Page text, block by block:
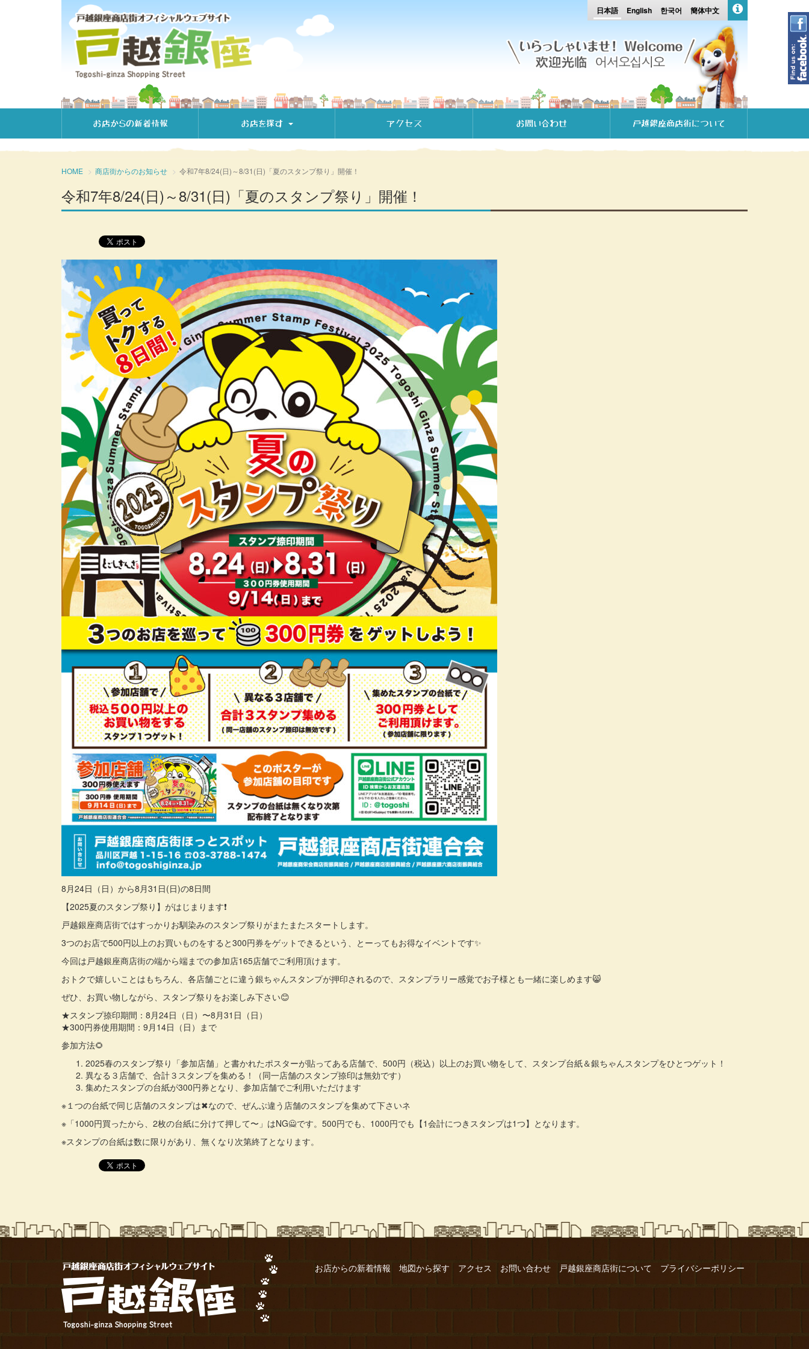
日本語 English 한국어 簡体中文
お店からの新着情報 お店を探す アクセス お問い合わせ 戸越銀座商店街について
HOME 商店街からのお知らせ 令和7年8/24(日)～8/31(日)「夏のスタンプ祭り」開催！
令和7年8/24(日)～8/31(日)「夏のスタンプ祭り」開催！
8月24日（日）から8月31日(日)の8日間
【2025夏のスタンプ祭り】がはじまります❗️
戸越銀座商店街ではすっかりお馴染みのスタンプ祭りがまたまたスタートします。
3つのお店で500円以上のお買いものをすると300円券をゲットできるという、とーってもお得なイベントです✨
今回は戸越銀座商店街の端から端までの参加店165店舗でご利用頂けます。
おトクで嬉しいことはもちろん、各店舗ごとに違う銀ちゃんスタンプが押印されるので、スタンプラリー感覚でお子様とも一緒に楽しめます😸
ぜひ、お買い物しながら、スタンプ祭りをお楽しみ下さい😊
★スタンプ捺印期間：8月24日（日）〜8月31日（日）
★300円券使用期間：9月14日（日）まで
参加方法🌻
2025春のスタンプ祭り「参加店舗」と書かれたポスターが貼ってある店舗で、500円（税込）以上のお買い物をして、スタンプ台紙＆銀ちゃんスタンプをひとつゲット！
異なる３店舗で、合計３スタンプを集める！（同一店舗のスタンプ捺印は無効です）
集めたスタンプの台紙が300円券となり、参加店舗でご利用いただけます
※１つの台紙で同じ店舗のスタンプは✖なので、ぜんぶ違う店舗のスタンプを集めて下さいネ
※「1000円買ったから、2枚の台紙に分けて押して〜」はNG🙅です。500円でも、1000円でも【1会計につきスタンプは1つ】となります。
※スタンプの台紙は数に限りがあり、無くなり次第終了となります。
お店からの新着情報 地図から探す アクセス お問い合わせ 戸越銀座商店街について プライバシーポリシー